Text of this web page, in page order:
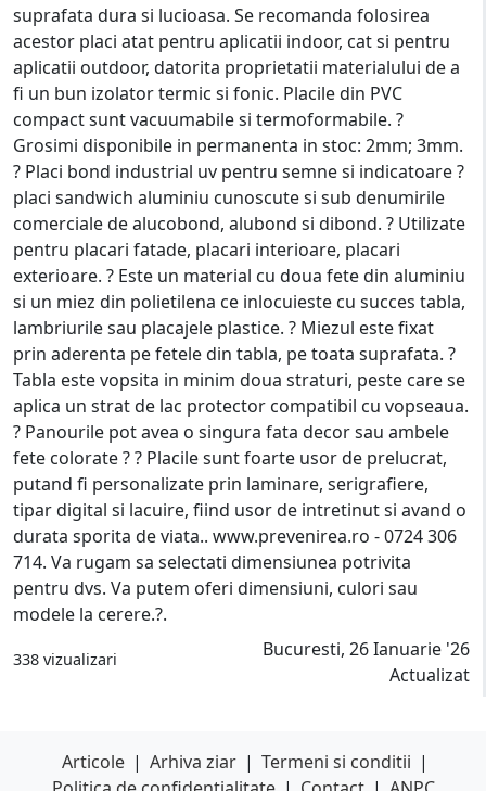
suprafata dura si lucioasa. Se recomanda folosirea
acestor placi atat pentru aplicatii indoor, cat si pentru
aplicatii outdoor, datorita proprietatii materialului de a
fi un bun izolator termic si fonic. Placile din PVC
compact sunt vacuumabile si termoformabile. ?
Grosimi disponibile in permanenta in stoc: 2mm; 3mm.
? Placi bond industrial uv pentru semne si indicatoare ?
placi sandwich aluminiu cunoscute si sub denumirile
comerciale de alucobond, alubond si dibond. ? Utilizate
pentru placari fatade, placari interioare, placari
exterioare. ? Este un material cu doua fete din aluminiu
si un miez din polietilena ce inlocuieste cu succes tabla,
lambriurile sau placajele plastice. ? Miezul este fixat
prin aderenta pe fetele din tabla, pe toata suprafata. ?
Tabla este vopsita in minim doua straturi, peste care se
aplica un strat de lac protector compatibil cu vopseaua.
? Panourile pot avea o singura fata decor sau ambele
fete colorate ? ? Placile sunt foarte usor de prelucrat,
putand fi personalizate prin laminare, serigrafiere,
tipar digital si lacuire, fiind usor de intretinut si avand o
durata sporita de viata.. www.prevenirea.ro - 0724 306
714. Va rugam sa selectati dimensiunea potrivita
pentru dvs. Va putem oferi dimensiuni, culori sau
modele la cerere.?.
338 vizualizari
Bucuresti, 26 Ianuarie '26
Actualizat
Articole | Arhiva ziar | Termeni si conditii |